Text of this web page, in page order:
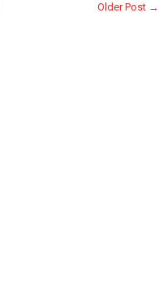
Older Post →